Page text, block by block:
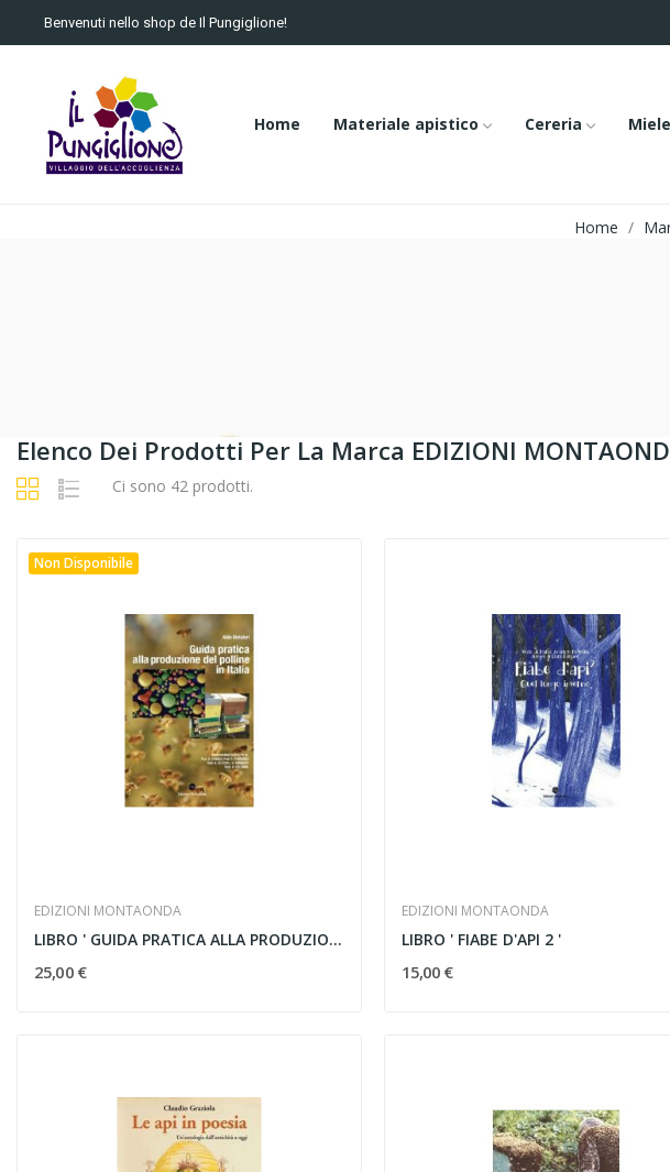
Benvenuti nello shop de Il Pungiglione!
Home Materiale apistico Cereria Miele
Home
Elenco Dei Prodotti Per La Marca EDIZIONI
Ci sono 42 prodotti.
Non Disponibile
EDIZIONI MONTAONDA
LIBRO ' GUIDA PRATICA ALLA PRODUZIONE DEL...
25,00 €
EDIZIONI MONTAONDA
LIBRO ' FIABE D'API 2 '
15,00 €